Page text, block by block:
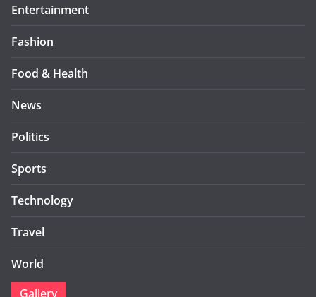
Entertainment
Fashion
Food & Health
News
Politics
Sports
Technology
Travel
World
Gallery